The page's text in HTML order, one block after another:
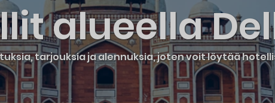
alueella
tarjouksia ja alennuksia, joten voit löytää